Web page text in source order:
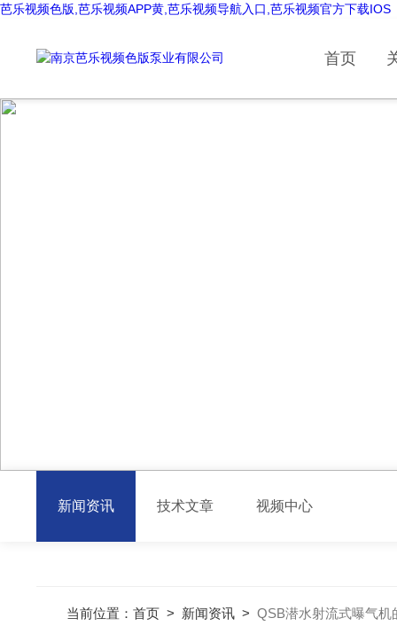
芭乐视频色版,芭乐视频APP黄,芭乐视频导航入口,芭乐视频官方下载IOS
首页
新闻资讯 技术文章 视频中心
当前位置： 首页> 新闻资讯> QSB潜水射流式曝气机